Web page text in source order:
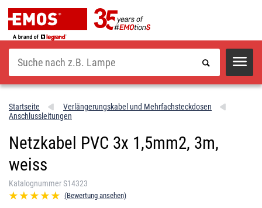
Suche
Startseite
Verlängerungskabel und Mehrfachsteckdosen
Anschlussleitungen
Netzkabel PVC 3x 1,5mm2, 3m,
weiss
Katalognummer S14323
(Bewertung ansehen)